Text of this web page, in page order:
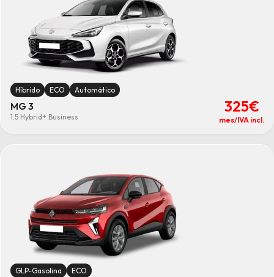
Híbrido ECO Automático
MG 3
1.5 Hybrid+ Business
325€
mes/IVA incl.
GLP-Gasolina ECO